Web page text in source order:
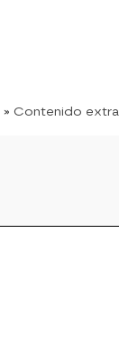
» Contenido extra